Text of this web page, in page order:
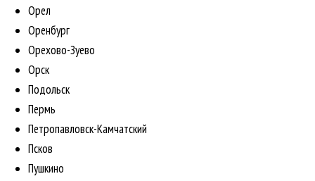
Орел
Оренбург
Орехово-Зуево
Орск
Подольск
Пермь
Петропавловск-Камчатский
Псков
Пушкино